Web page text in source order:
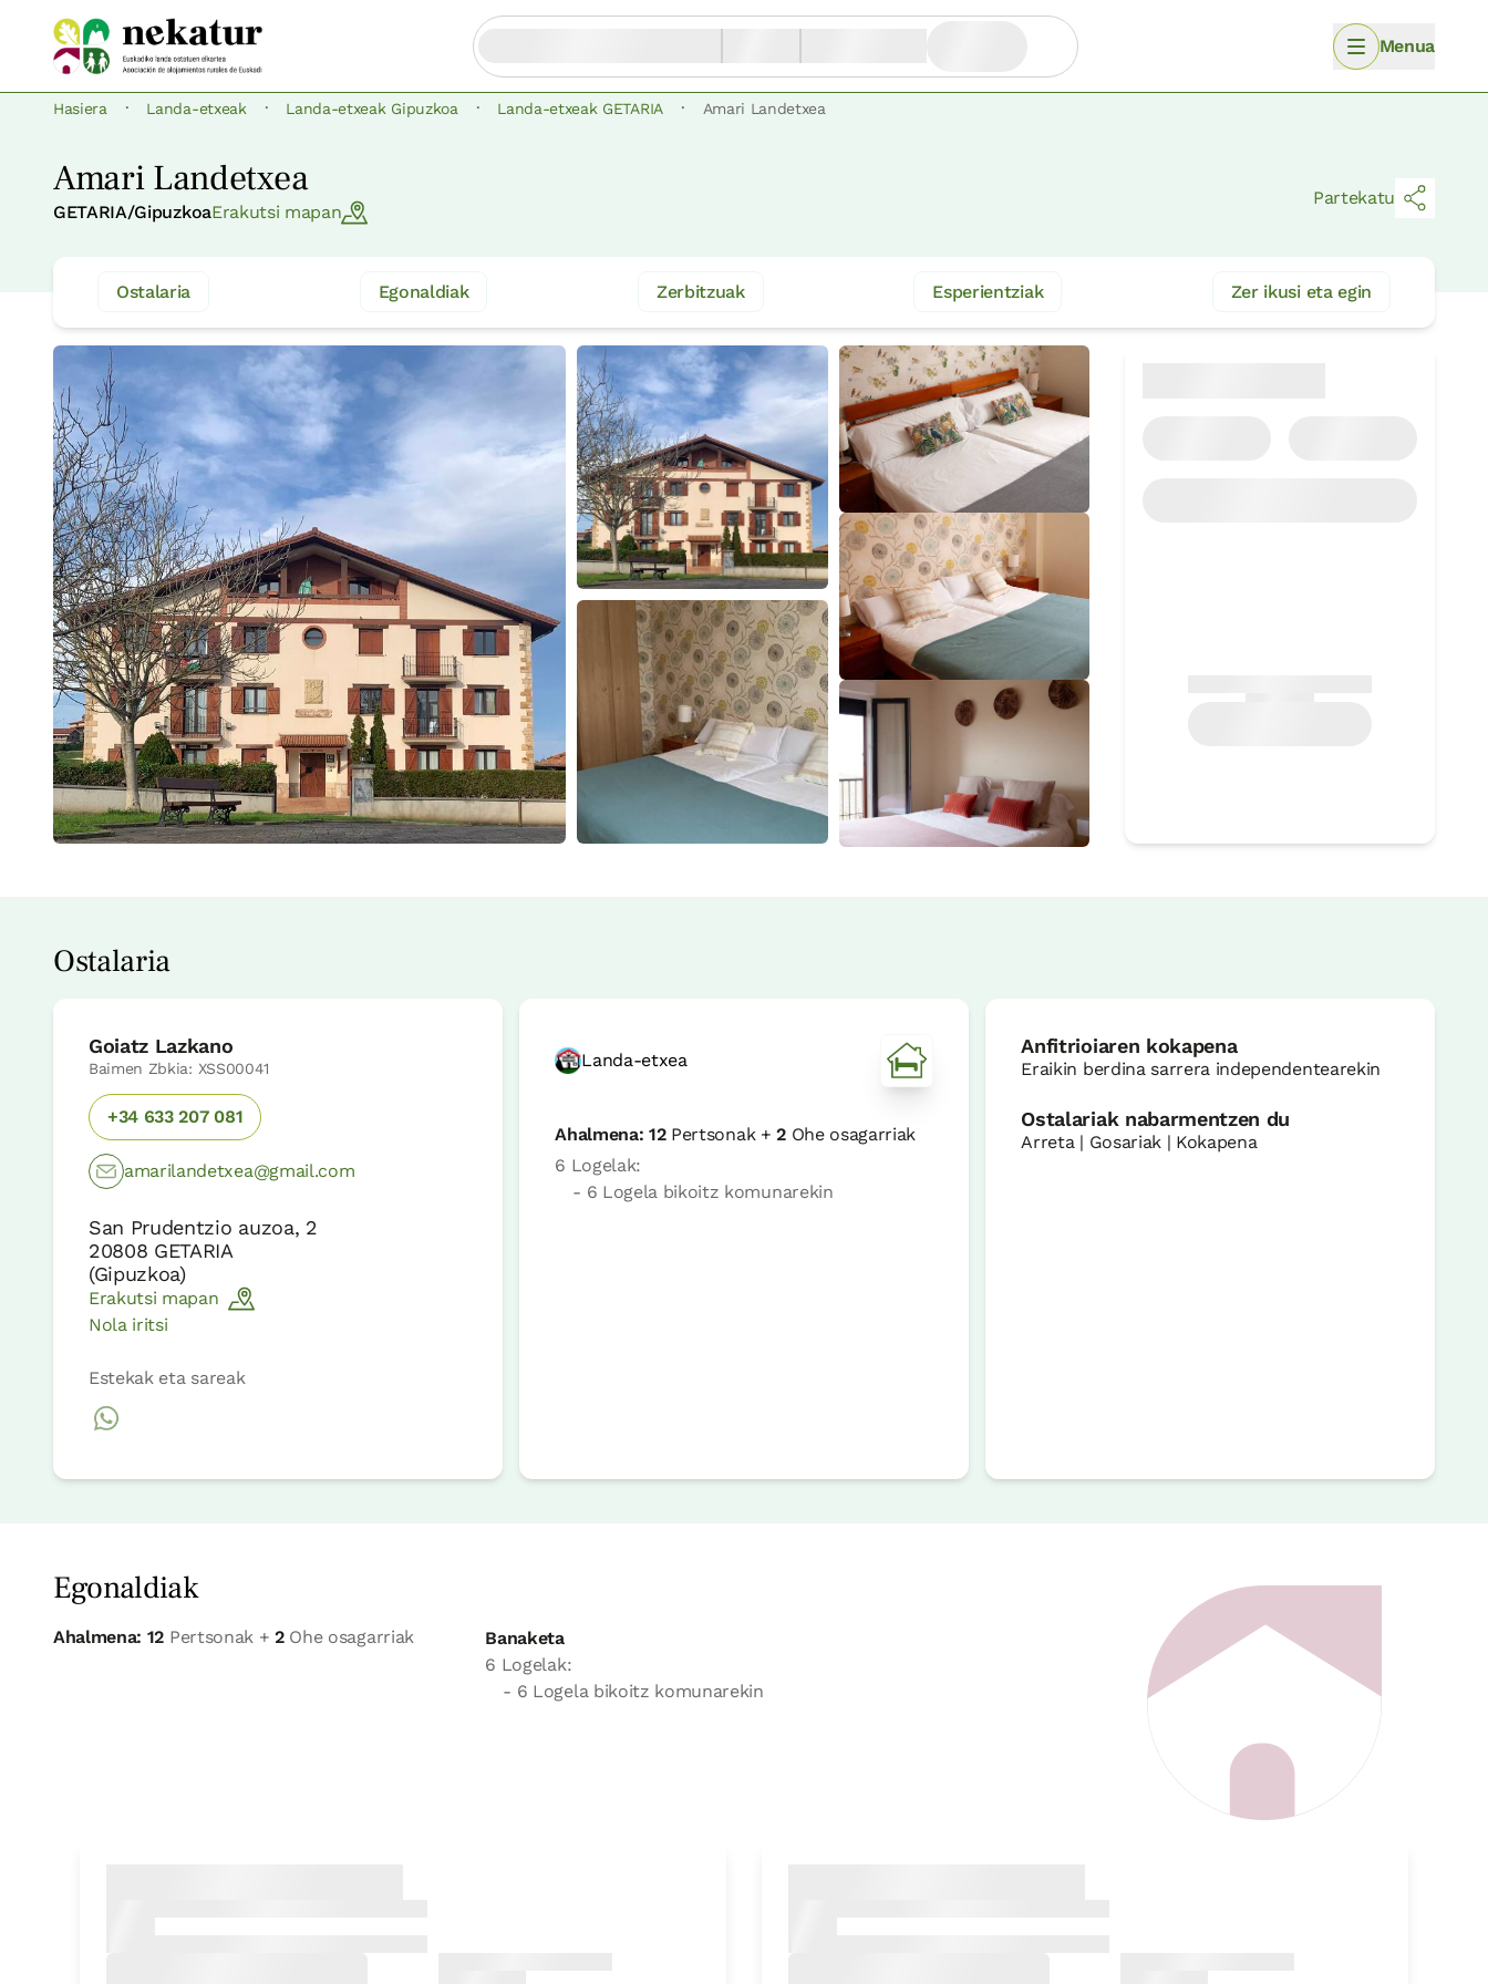
Menua
Hasiera · Landa-etxeak · Landa-etxeak Gipuzkoa · Landa-etxeak GETARIA · Amari Landetxea
Amari Landetxea
GETARIA/GipuzkoaErakutsi mapan
Partekatu
Ostalaria Egonaldiak Zerbitzuak Esperientziak Zer ikusi eta egin
Ostalaria
Goiatz Lazkano
Baimen Zbkia: XSS00041
+34 633 207 081
amarilandetxea@gmail.com
San Prudentzio auzoa, 2
20808 GETARIA
(Gipuzkoa)
Erakutsi mapan
Nola iritsi
Estekak eta sareak
Landa-etxea
Ahalmena:12Pertsonak +2Ohe osagarriak
6 Logelak:
- 6 Logela bikoitz komunarekin
Anfitrioiaren kokapena
Eraikin berdina sarrera independentearekin
Ostalariak nabarmentzen du
Arreta | Gosariak | Kokapena
Egonaldiak
Ahalmena: 12 Pertsonak +2Ohe osagarriak
Banaketa
6 Logelak:
- 6 Logela bikoitz komunarekin